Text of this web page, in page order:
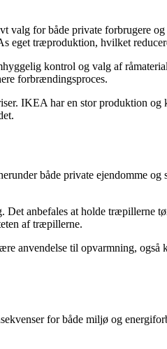
for både private forbrugere
træproduktion, hvilket
kontrol og valg af
forbrændingsproces.
IKEA har en stor produktion
både private ejendomme
anbefales at holde træpillerne
af træpillerne.
anvendelse til opvarmning,
for både miljø og